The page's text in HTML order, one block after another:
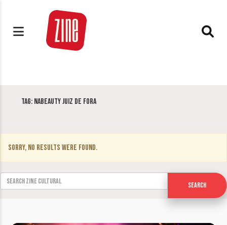
Tag: Nabeauty Juiz de Fora
Sorry, no results were found.
Search for:
Search